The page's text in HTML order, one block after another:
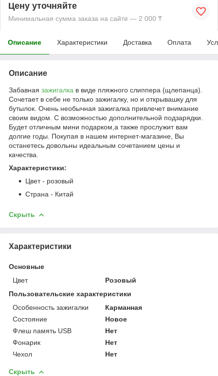
Цену уточняйте
Минимальная сумма заказа на сайте — 2 000 ₸
Описание Характеристики Доставка Оплата
Описание
Забавная зажигалка в виде пляжного слиппера (щлепанца).
Сочетает в себе не только зажигалку, но и открывашку для
бутылок. Очень необычная зажигалка привлечет внимание
своим видом. С возможностью дополнительной подзарядки.
Будет отличным мини подарком,а также прослужит вам
долгие годы. Покупая в нашем интернет-магазине, Вы
останетесь довольны идеальным сочетанием цены и
качества.
Характеристики:
Цвет - розовый
Страна - Китай
Скрыть
Характеристики
Основные
Цвет
Розовый
Пользовательские характеристики
Особенность зажигалки
Карманная
Состояние
Новое
Флеш память USB
Нет
Фонарик
Нет
Чехол
Нет
Скрыть